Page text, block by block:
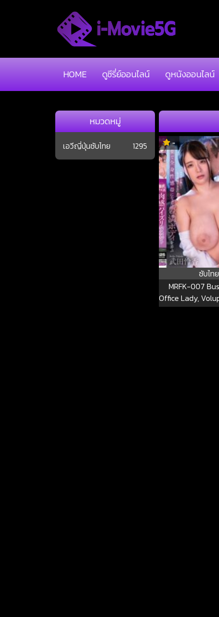
HOME ดูซีรี่ย์ออนไลน์ ดูหนังออนไลน์
หมวดหมู่
เอวีญี่ปุ่นซับไทย 1295 -
ซับไทย
MRFK-007
Office Lady,
Fuck